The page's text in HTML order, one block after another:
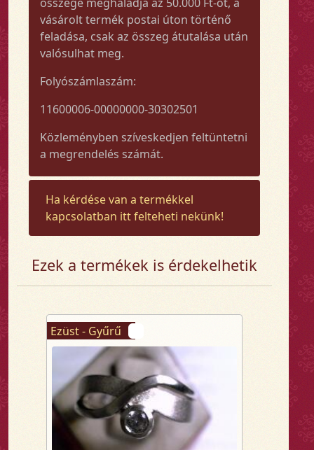
vásárolt termék postai úton történő
feladása, csak az összeg átutalása után
valósulhat meg.
Folyószámlaszám:
11600006-00000000-30302501
Közleményben szíveskedjen feltüntetni
a megrendelés számát.
Ha kérdése van a termékkel
kapcsolatban itt felteheti nekünk!
Ezek a termékek is érdekelhetik
Ezüst - Gyűrű